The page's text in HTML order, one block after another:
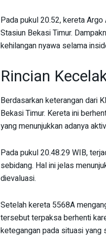
Pada pukul 20.52, kereta
Stasiun Bekasi Timur.
kehilangan nyawa selama
Rincian
Berdasarkan keterangan dari
Bekasi Timur. Kereta ini
yang menunjukkan adanya
Pada pukul 20.48.29 WIB,
sebidang. Hal ini jelas
dievaluasi.
Setelah kereta 5568A
tersebut terpaksa berhenti
ketegangan pada situasi yang